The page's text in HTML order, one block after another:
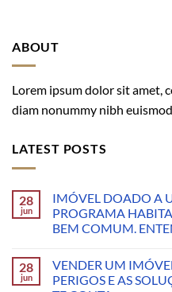
ABOUT
Lorem ipsum dolor sit amet,
diam nonummy nibh
LATEST POSTS
28
jun
IMÓVEL DOADO A
PROGRAMA
BEM COMUM.
28
jun
VENDER UM
PERIGOS E AS